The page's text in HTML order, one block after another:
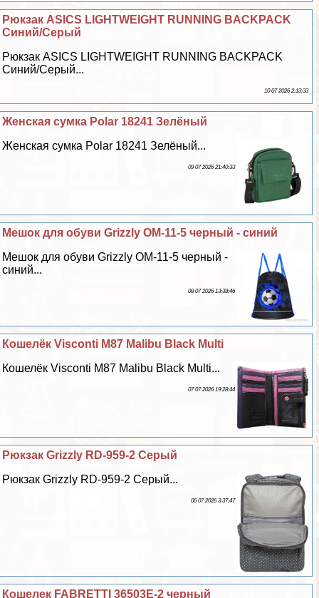
Рюкзак ASICS LIGHTWEIGHT RUNNING BACKPACK
Синий/Серый
Рюкзак ASICS LIGHTWEIGHT RUNNING BACKPACK
Синий/Серый...
10 07 2026 2:13:33
Женская сумка Polar 18241 Зелёный
Женская сумка Polar 18241 Зелёный...
09 07 2026 21:40:33
Мешок для обуви Grizzly OM-11-5 черный - синий
Мешок для обуви Grizzly OM-11-5 черный -
синий...
08 07 2026 13:38:46
Кошелёк Visconti M87 Malibu Black Multi
Кошелёк Visconti M87 Malibu Black Multi...
07 07 2026 19:28:44
Рюкзак Grizzly RD-959-2 Серый
Рюкзак Grizzly RD-959-2 Серый...
06 07 2026 3:37:47
Кошелек FABRETTI 36503Е-2 черный